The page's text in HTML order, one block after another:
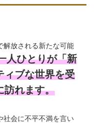
解放される新たな可能
人ひとりが「新
ィブな世界を受
訪れます。
社会に不平不満を言い